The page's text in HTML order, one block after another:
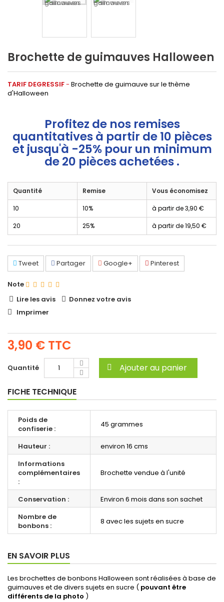
Brochette de guimauves Halloween
TARIF DEGRESSIF- Brochette de guimauve sur le thème
d'Halloween
Profitez de nos remises
quantitatives à partir de 10 pièces
et jusqu'à -25% pour un minimum
de 20 pièces achetées .
Quantité Remise Vous économisez
10 10% à partir de3,90 €
20 25% à partir de19,50 €
Tweet Partager Google+ Pinterest
Note
Lire les avis
Donnez votre avis
Imprimer
3,90 € TTC
Quantité Ajouter au panier
FICHE TECHNIQUE
Poids de
confiserie :
45 grammes
Hauteur :
environ 16 cms
Informations
complémentaires
:
Brochette vendue à l'unité
Conservation :
Environ 6 mois dans son sachet
Nombre de
bonbons :
8 avec les sujets en sucre
EN SAVOIR PLUS
Les brochettes de bonbons Halloween sont réalisées à base de
guimauves et de divers sujets en sucre ( pouvant être
différents de la photo )